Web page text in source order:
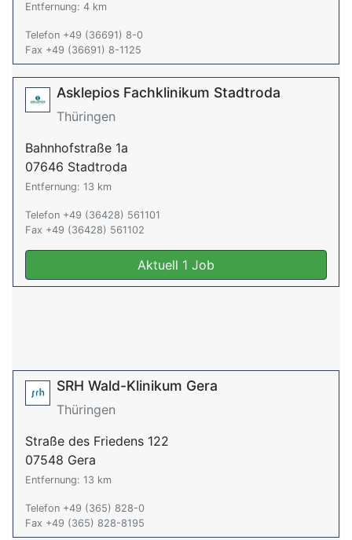
Entfernung: 4 km
Telefon +49 (36691) 8-0
Fax +49 (36691) 8-1125
Asklepios Fachklinikum Stadtroda
Thüringen
Bahnhofstraße 1a
07646 Stadtroda
Entfernung: 13 km
Telefon +49 (36428) 561101
Fax +49 (36428) 561102
Aktuell 1 Job
SRH Wald-Klinikum Gera
Thüringen
Straße des Friedens 122
07548 Gera
Entfernung: 13 km
Telefon +49 (365) 828-0
Fax +49 (365) 828-8195